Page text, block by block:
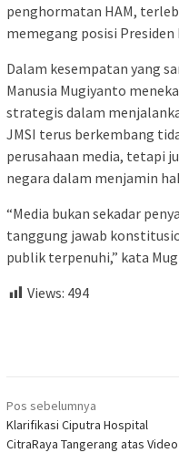
penghormatan HAM,
memegang posisi Presiden
Dalam kesempatan yang
Manusia Mugiyanto
strategis dalam
JMSI terus berkembang
perusahaan media, tetapi
negara dalam menjamin
“Media bukan sekadar
tanggung jawab
publik terpenuhi,” kata
Views: 494
Navigasi
pos
Pos sebelumnya
Klarifikasi Ciputra Hospital
CitraRaya Tangerang atas Video